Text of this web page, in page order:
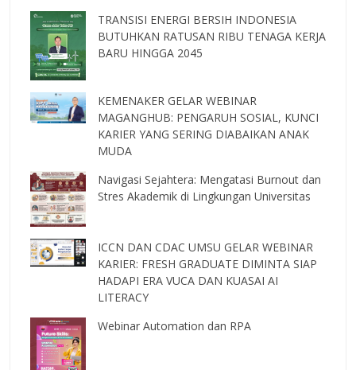
TRANSISI ENERGI BERSIH INDONESIA
BUTUHKAN RATUSAN RIBU TENAGA KERJA
BARU HINGGA 2045
KEMENAKER GELAR WEBINAR
MAGANGHUB: PENGARUH SOSIAL, KUNCI
KARIER YANG SERING DIABAIKAN ANAK
MUDA
Navigasi Sejahtera: Mengatasi Burnout dan
Stres Akademik di Lingkungan Universitas
ICCN DAN CDAC UMSU GELAR WEBINAR
KARIER: FRESH GRADUATE DIMINTA SIAP
HADAPI ERA VUCA DAN KUASAI AI
LITERACY
Webinar Automation dan RPA